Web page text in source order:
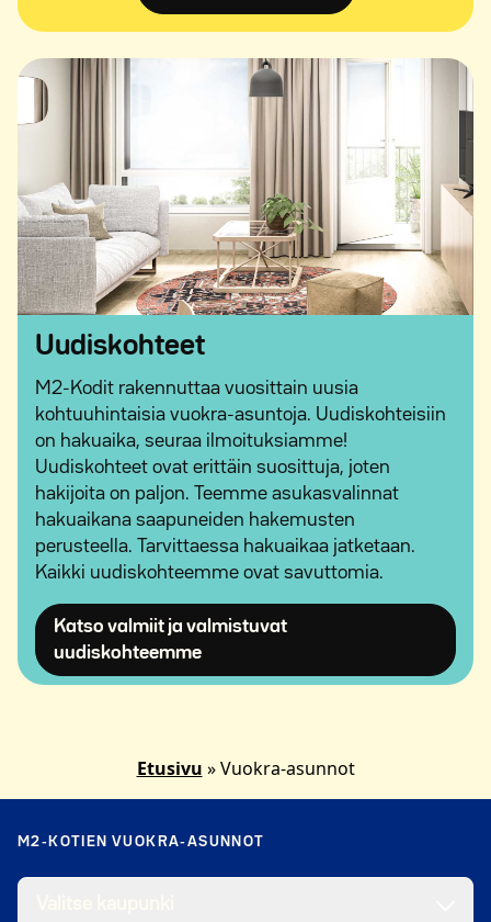
Uudiskohteet
M2-Kodit rakennuttaa vuosittain uusia
kohtuuhintaisia vuokra-asuntoja. Uudiskohteisiin
on hakuaika, seuraa ilmoituksiamme!
Uudiskohteet ovat erittäin suosittuja, joten
hakijoita on paljon. Teemme asukasvalinnat
hakuaikana saapuneiden hakemusten
perusteella. Tarvittaessa hakuaikaa jatketaan.
Kaikki uudiskohteemme ovat savuttomia.
Katso valmiit ja valmistuvat
uudiskohteemmeAvautuu uuteen ikkunaan
Etusivu »Vuokra-asunnot
M2-KOTIEN VUOKRA-ASUNNOT